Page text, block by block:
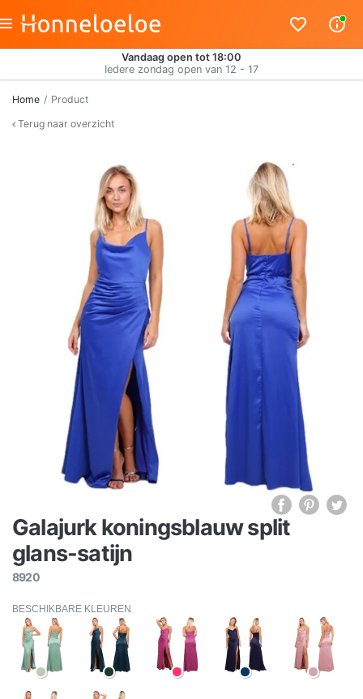
Vandaag open tot 18:00
Iedere zondag open van 12 - 17
Home
Product
Terug naar overzicht
Galajurk koningsblauw split
glans-satijn
8920
BESCHIKBARE KLEUREN